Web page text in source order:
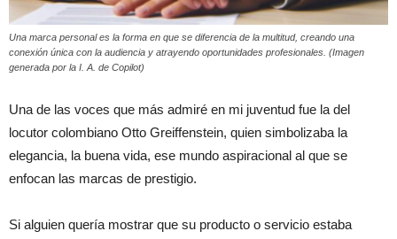
Una marca personal es la forma en que se diferencia de la multitud, creando una
conexión única con la audiencia y atrayendo oportunidades profesionales. (Imagen
generada por la I. A. de Copilot)
Una de las voces que más admiré en mi juventud fue la del
locutor colombiano Otto Greiffenstein, quien simbolizaba la
elegancia, la buena vida, ese mundo aspiracional al que se
enfocan las marcas de prestigio.
Si alguien quería mostrar que su producto o servicio estaba